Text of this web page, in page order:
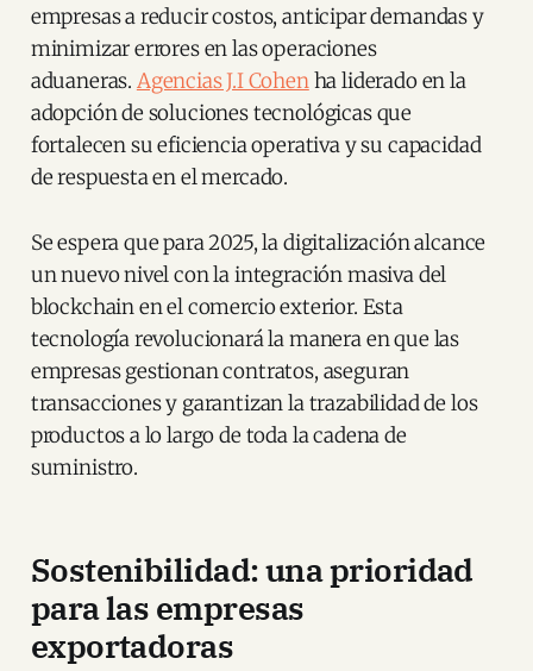
empresas a reducir costos, anticipar demandas y
minimizar errores en las operaciones
aduaneras. Agencias J.I Cohenha liderado en la
adopción de soluciones tecnológicas que
fortalecen su eficiencia operativa y su capacidad
de respuesta en el mercado.
Se espera que para 2025, la digitalización alcance
un nuevo nivel con la integración masiva del
blockchain en el comercio exterior. Esta
tecnología revolucionará la manera en que las
empresas gestionan contratos, aseguran
transacciones y garantizan la trazabilidad de los
productos a lo largo de toda la cadena de
suministro.
Sostenibilidad: una prioridad
para las empresas
exportadoras